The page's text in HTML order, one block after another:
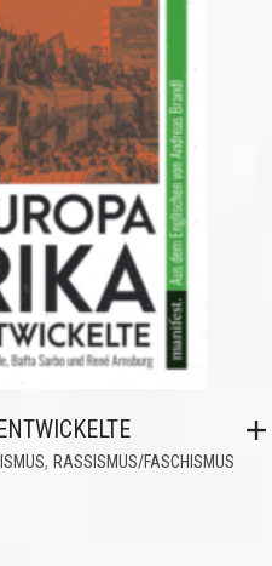
, RASSISMUS/FASCHISMUS